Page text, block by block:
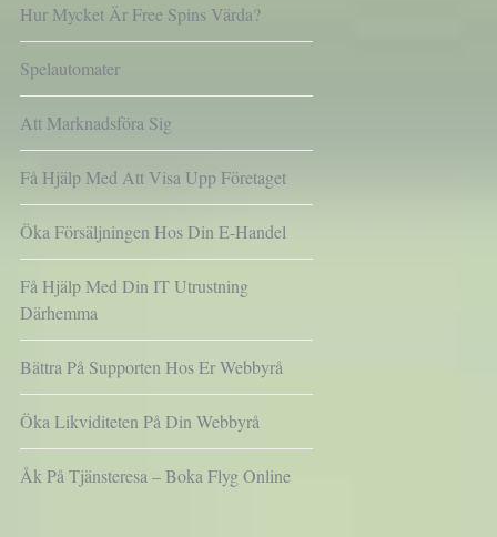
Hur Mycket Är Free Spins Värda?
Spelautomater
Att Marknadsföra Sig
Få Hjälp Med Att Visa Upp Företaget
Öka Försäljningen Hos Din E-Handel
Få Hjälp Med Din IT Utrustning
Därhemma
Bättra På Supporten Hos Er Webbyrå
Öka Likviditeten På Din Webbyrå
Åk På Tjänsteresa – Boka Flyg Online